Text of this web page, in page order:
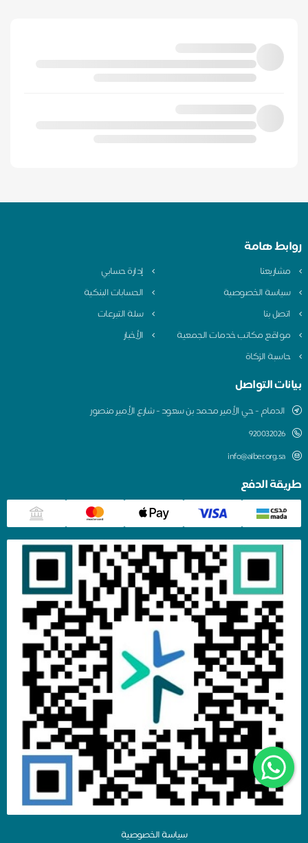
روابط هامة
مشاريعنا
إدارة حسابي
سياسة الخصوصية
الحسابات البنكية
اتصل بنا
سلة التبرعات
مواقع مكاتب خدمات الجمعية
الأخبار
حاسبة الزكاة
بيانات التواصل
الدمام - حي الأمير محمد بن سعود - شارع الأمير منصور
920032026
info@alber.org.sa
طريقة الدفع
سياسة الخصوصية